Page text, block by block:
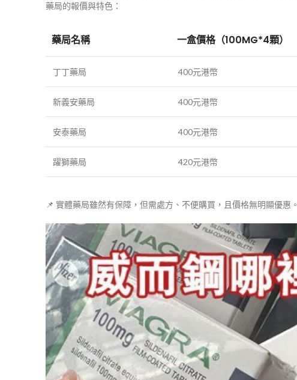
藥局的報價與特色：
藥局名稱 一盒價格（100MG*4顆）
丁丁藥局 400元港幣
新義安藥局 400元港幣
安泰藥局 400元港幣
躍獅藥局 420元港幣
📌 實體藥局雖然有保障，但需處方、不便購買，且價格無明顯優惠。